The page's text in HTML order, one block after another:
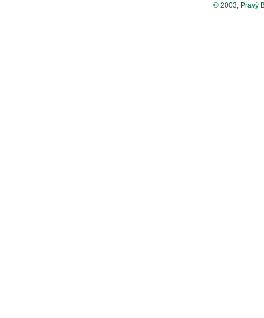
© 2003, Pravý